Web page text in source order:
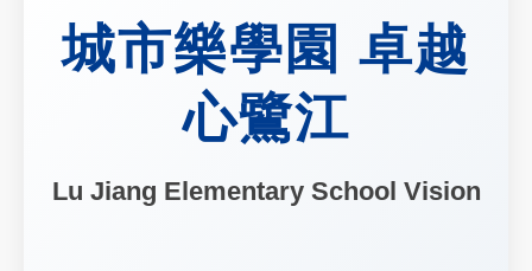
城市樂學園 卓越
心鷺江
Lu Jiang Elementary School Vision